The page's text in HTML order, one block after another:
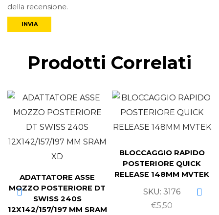
della recensione.
Prodotti Correlati
ADATTATORE ASSE
MOZZO POSTERIORE DT
SWISS 240S
12X142/157/197 MM SRAM
BLOCCAGGIO RAPIDO
POSTERIORE QUICK
RELEASE 148MM MVTEK
SKU: 3176
€5,50